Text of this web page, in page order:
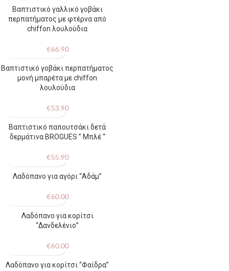
Βαπτιστικό γαλλικό γοβάκι
περπατήματος με φτέρνα από
chiffon λουλούδια
€66.90
Βαπτιστικό γοβάκι περπατήματος
μονή μπαρέτα με chiffon
λουλούδια
€53.90
Βαπτιστικό παπουτσάκι δετά
δερμάτινα BROGUES ” Μπλέ “
€55.90
Λαδόπανο για αγόρι “Αδάμ”
€60.00
Λαδόπανο για κορίτσι
“Δανδελένιο”
€60.00
Λαδόπανο για κορίτσι “Φαίδρα”